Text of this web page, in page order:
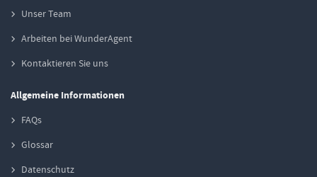
Unser Team
Arbeiten bei WunderAgent
Kontaktieren Sie uns
Allgemeine Informationen
FAQs
Glossar
Datenschutz